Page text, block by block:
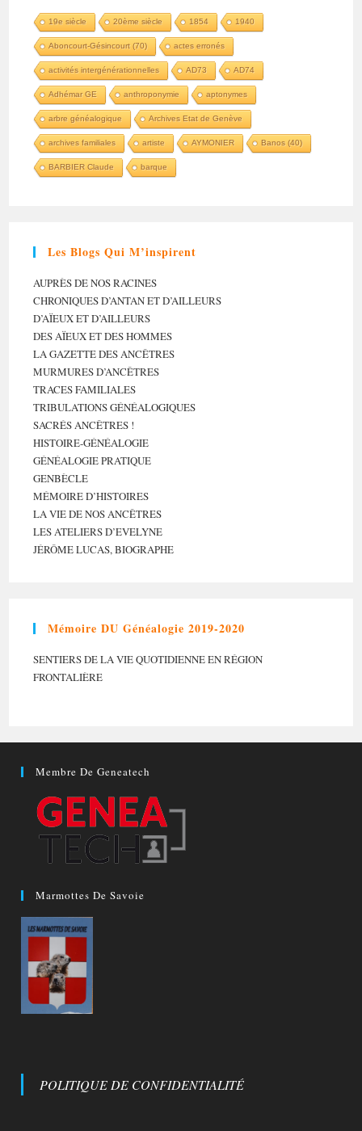
19e siècle 20ème siècle 1854 1940
Aboncourt-Gésincourt (70) actes erronés
activités intergénérationnelles AD73 AD74
Adhémar GE anthroponymie aptonymes
arbre généalogique Archives Etat de Genève
archives familiales artiste AYMONIER Banos (40)
BARBIER Claude barque
Les Blogs Qui M’inspirent
AUPRÈS DE NOS RACINES
CHRONIQUES D’ANTAN ET D’AILLEURS
D’AÏEUX ET D’AILLEURS
DES AÏEUX ET DES HOMMES
LA GAZETTE DES ANCÊTRES
MURMURES D’ANCÊTRES
TRACES FAMILIALES
TRIBULATIONS GÉNÉALOGIQUES
SACRÉS ANCÊTRES !
HISTOIRE-GÉNÉALOGIE
GÉNÉALOGIE PRATIQUE
GENBÈCLE
MÉMOIRE D’HISTOIRES
LA VIE DE NOS ANCÊTRES
LES ATELIERS D’EVELYNE
JÉRÔME LUCAS, BIOGRAPHE
Mémoire DU Généalogie 2019-2020
SENTIERS DE LA VIE QUOTIDIENNE EN RÉGION
FRONTALIÈRE
Membre De Geneatech
Marmottes De Savoie
POLITIQUE DE CONFIDENTIALITÉ